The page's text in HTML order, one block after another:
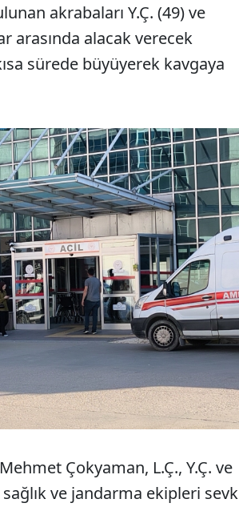
akrabaları Y.Ç. (49) ve
arasında alacak verecek
sürede büyüyerek kavgaya
Çokyaman, L.Ç., Y.Ç. ve
ve jandarma ekipleri sevk